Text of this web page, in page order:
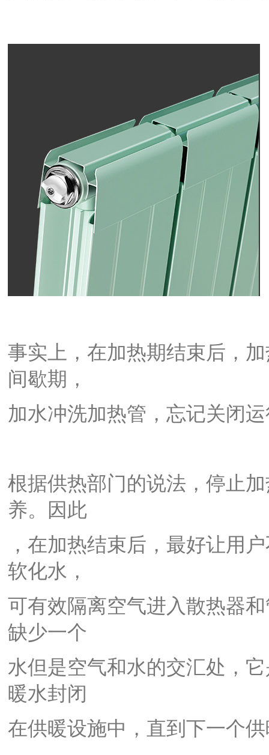
事实上，在加热期结束后，
间歇期，
加水冲洗加热管，忘记关闭
根据供热部门的说法，停止
养。因此
，在加热结束后，最好让用
软化水，
可有效隔离空气进入散热器
缺少一个
水但是空气和水的交汇处，
暖水封闭
在供暖设施中，直到下一个